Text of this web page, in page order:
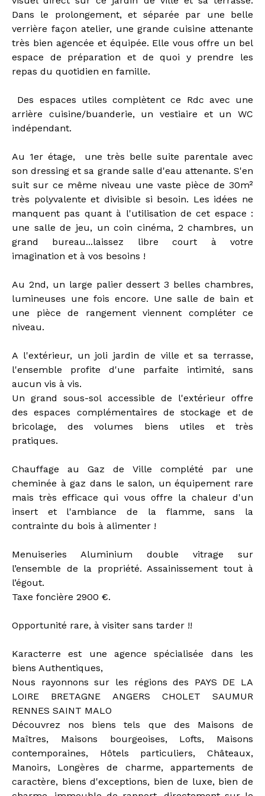
Dans le prolongement, et séparée par une belle
verrière façon atelier, une grande cuisine attenante
très bien agencée et équipée. Elle vous offre un bel
espace de préparation et de quoi y prendre les
repas du quotidien en famille.
Des espaces utiles complètent ce Rdc avec une
arrière cuisine/buanderie, un vestiaire et un WC
indépendant.
Au 1er étage, une très belle suite parentale avec
son dressing et sa grande salle d'eau attenante. S'en
suit sur ce même niveau une vaste pièce de 30m²
très polyvalente et divisible si besoin. Les idées ne
manquent pas quant à l'utilisation de cet espace :
une salle de jeu, un coin cinéma, 2 chambres, un
grand bureau...laissez libre court à votre
imagination et à vos besoins !
Au 2nd, un large palier dessert 3 belles chambres,
lumineuses une fois encore. Une salle de bain et
une pièce de rangement viennent compléter ce
niveau.
A l'extérieur, un joli jardin de ville et sa terrasse,
l'ensemble profite d'une parfaite intimité, sans
aucun vis à vis.
Un grand sous-sol accessible de l'extérieur offre
des espaces complémentaires de stockage et de
bricolage, des volumes biens utiles et très
pratiques.
Chauffage au Gaz de Ville complété par une
cheminée à gaz dans le salon, un équipement rare
mais très efficace qui vous offre la chaleur d'un
insert et l'ambiance de la flamme, sans la
contrainte du bois à alimenter !
Menuiseries Aluminium double vitrage sur
l’ensemble de la propriété. Assainissement tout à
l’égout.
Taxe foncière 2900 €.
Opportunité rare, à visiter sans tarder !!
Karacterre est une agence spécialisée dans les
biens Authentiques,
Nous rayonnons sur les régions des PAYS DE LA
LOIRE BRETAGNE ANGERS CHOLET SAUMUR
RENNES SAINT MALO
Découvrez nos biens tels que des Maisons de
Maîtres, Maisons bourgeoises, Lofts, Maisons
contemporaines, Hôtels particuliers, Châteaux,
Manoirs, Longères de charme, appartements de
caractère, biens d'exceptions, bien de luxe, bien de